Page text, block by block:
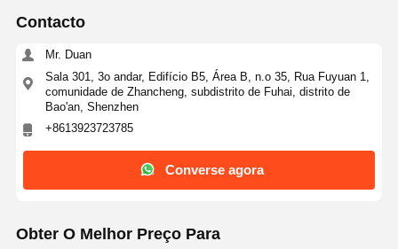
Contacto
Mr. Duan
Sala 301, 3o andar, Edifício B5, Área B, n.o 35, Rua Fuyuan 1,
comunidade de Zhancheng, subdistrito de Fuhai, distrito de
Bao'an, Shenzhen
+8613923723785
Converse agora
Obter O Melhor Preço Para